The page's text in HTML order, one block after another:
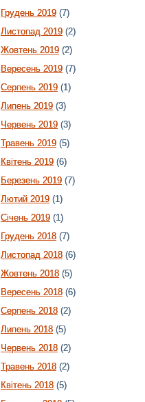
Грудень 2019 (7)
Листопад 2019 (2)
Жовтень 2019 (2)
Вересень 2019 (7)
Серпень 2019 (1)
Липень 2019 (3)
Червень 2019 (3)
Травень 2019 (5)
Квітень 2019 (6)
Березень 2019 (7)
Лютий 2019 (1)
Січень 2019 (1)
Грудень 2018 (7)
Листопад 2018 (6)
Жовтень 2018 (5)
Вересень 2018 (6)
Серпень 2018 (2)
Липень 2018 (5)
Червень 2018 (2)
Травень 2018 (2)
Квітень 2018 (5)